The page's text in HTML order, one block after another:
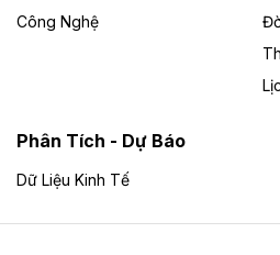
UBND TP Đồng Nai cho Công
đất để đầu tư khu công
Đề xuất hỗ trợ 20.000 tỷ
Thái Nguyên - Lạng Sơn
Công Nghệ
Phân Tích - Dự Báo
Dữ Liệu Kinh Tế